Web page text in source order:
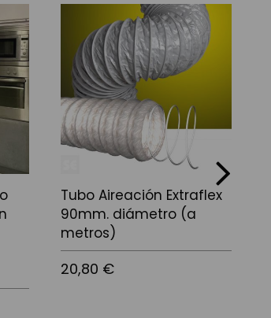
Tubo Aireación Extraflex
90mm. diámetro (a
metros)
20,80 €
next